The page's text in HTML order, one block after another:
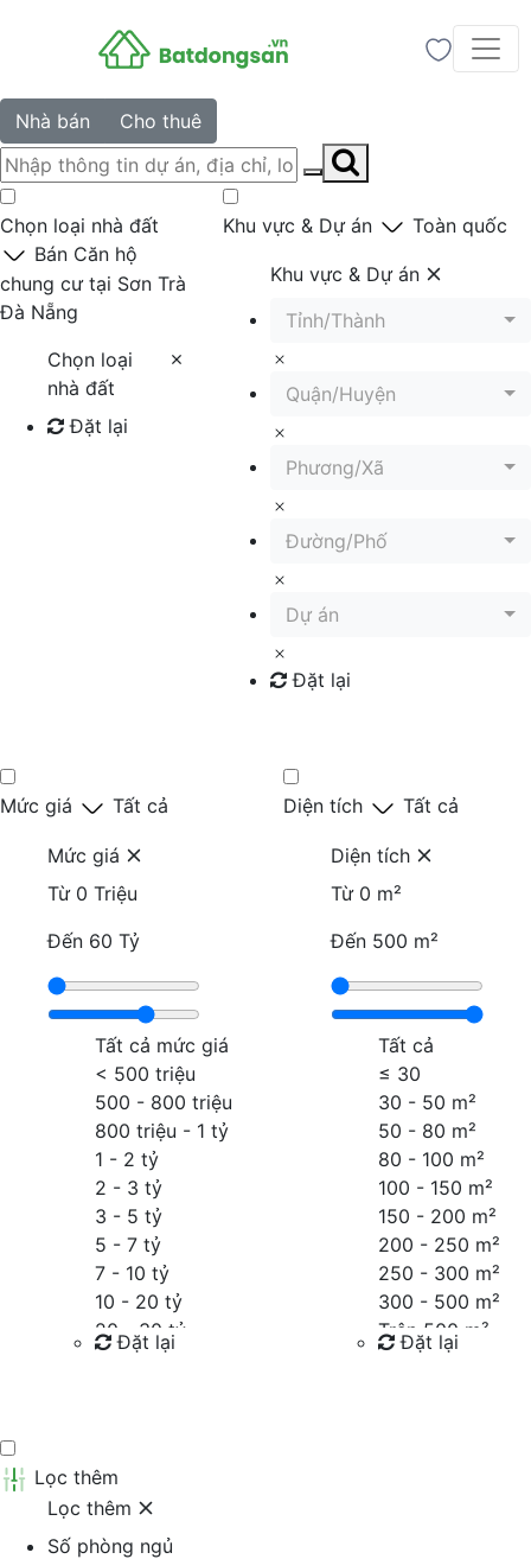
Nhà bán Cho thuê
Chọn loại nhà đất
Bán Căn hộ
chung cư tại Sơn Trà
Đà Nẵng
Chọn loại
nhà đất
Đặt lại
Khu vực & Dự án Toàn quốc
Khu vực & Dự án
Tỉnh/Thành
Quận/Huyện
Phương/Xã
Đường/Phố
Dự án
Đặt lại
Mức giá Tất cả
Mức giá
Từ 0 Triệu
Đến 60 Tỷ
Tất cả mức giá
< 500 triệu
500 - 800 triệu
800 triệu - 1 tỷ
1 - 2 tỷ
2 - 3 tỷ
3 - 5 tỷ
5 - 7 tỷ
7 - 10 tỷ
10 - 20 tỷ
20 - 30 tỷ
30 - 40 tỷ
Đặt lại
Diện tích Tất cả
Diện tích
Từ 0 m²
Đến 500 m²
Tất cả
≤ 30
30 - 50 m²
50 - 80 m²
80 - 100 m²
100 - 150 m²
150 - 200 m²
200 - 250 m²
250 - 300 m²
300 - 500 m²
Trên 500 m²
Đặt lại
Lọc thêm
Lọc thêm
Số phòng ngủ